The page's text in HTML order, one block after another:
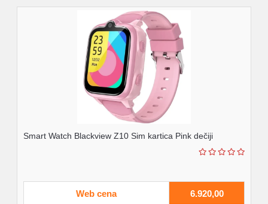
Smart Watch Blackview Z10 Sim kartica Pink dečiji
Web cena 6.920,00